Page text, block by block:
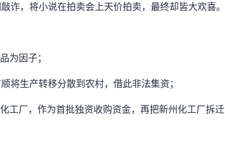
诈，将小说在拍卖会上天价拍卖，最终却皆大欢喜。
为因子；
将生产转移分散到农村，借此非法集资；
工厂，作为首批独资收购资金，再把新州化工厂拆迁